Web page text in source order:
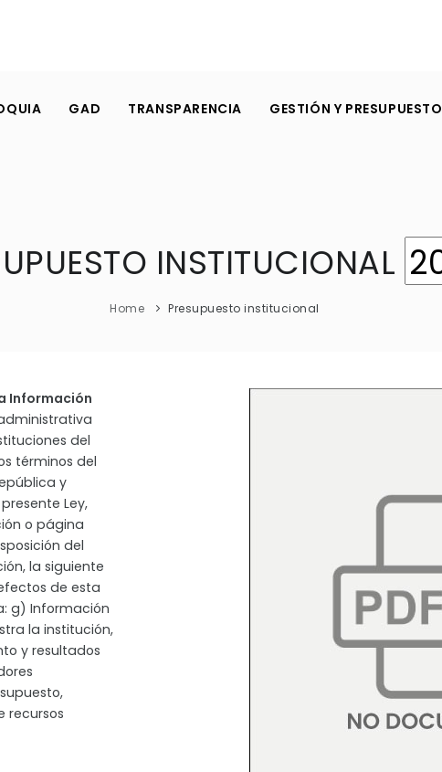
GAD TRANSPARENCIA GESTIÓN Y PRESUPUESTO
INSTITUCIONAL
Home Presupuesto institucional
Información
del
términos del
y
Ley,
o página
del
la siguiente
de esta
g) Información
la institución,
y resultados
recursos